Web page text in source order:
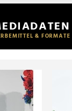
und
die Sie ihnen